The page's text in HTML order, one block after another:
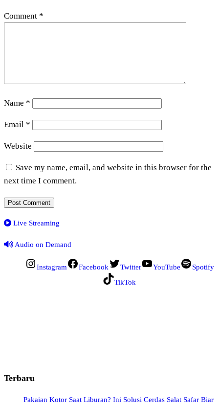
Comment *
Name *
Email *
Website
Save my name, email, and website in this browser for the
next time I comment.
Live Streaming
Audio on Demand
Instagram Facebook Twitter YouTube
Spotify
TikTok
Terbaru
Pakaian Kotor Saat Liburan? Ini Solusi Cerdas Salat Safar Biar